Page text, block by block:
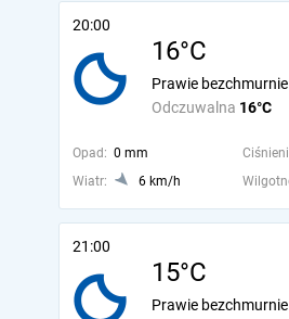
20:00
16°C
Odczuwalna 16°C
Prawie bezchmurnie
Opad: 0 mm
Wiatr:
6 km/h
21:00
15°C
Prawie bezchmurnie